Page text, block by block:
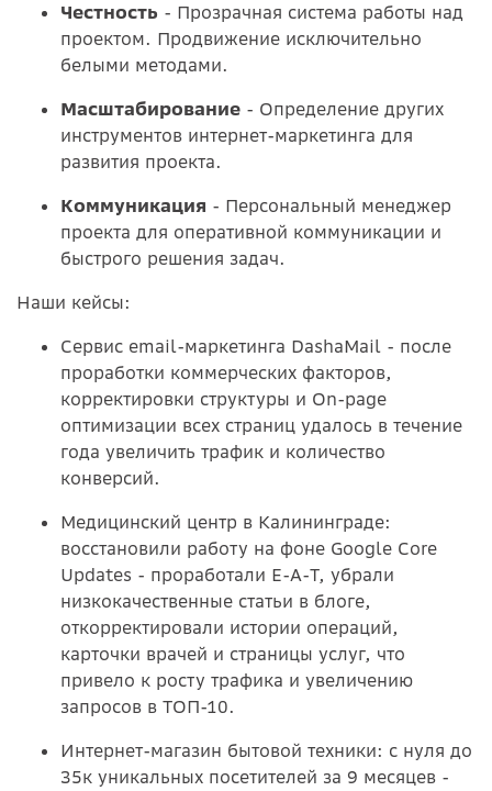
Честность - Прозрачная система работы над
проектом. Продвижение исключительно
белыми методами.
Масштабирование - Определение других
инструментов интернет-маркетинга для
развития проекта.
Коммуникация - Персональный менеджер
проекта для оперативной коммуникации и
быстрого решения задач.
Наши кейсы:
Сервис email-маркетинга DashaMail - после
проработки коммерческих факторов,
корректировки структуры и On-page
оптимизации всех страниц удалось в течение
года увеличить трафик и количество
конверсий.
Медицинский центр в Калининграде:
восстановили работу на фоне Google Core
Updates - проработали E-A-T, убрали
низкокачественные статьи в блоге,
откорректировали истории операций,
карточки врачей и страницы услуг, что
привело к росту трафика и увеличению
запросов в ТОП-10.
Интернет-магазин бытовой техники: с нуля до
35к уникальных посетителей за 9 месяцев -